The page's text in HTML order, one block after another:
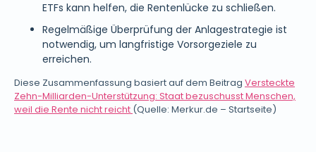
ETFs kann helfen, die Rentenlücke zu schließen.
Regelmäßige Überprüfung der Anlagestrategie ist
notwendig, um langfristige Vorsorgeziele zu
erreichen.
Diese Zusammenfassung basiert auf dem Beitrag Versteckte
Zehn-Milliarden-Unterstützung: Staat bezuschusst Menschen,
weil die Rente nicht reicht (Quelle: Merkur.de – Startseite)